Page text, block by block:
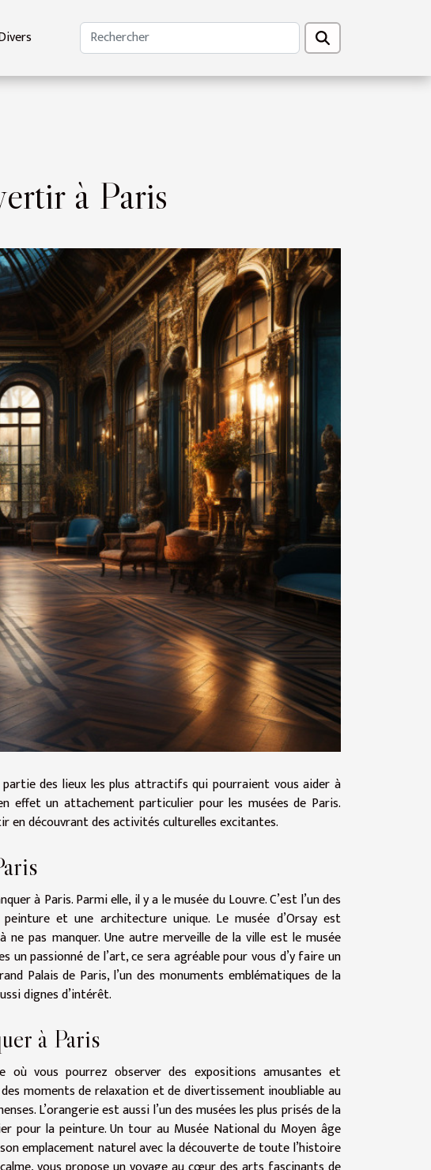
à Paris
des lieux les plus attractifs qui pourraient vous aider à
un attachement particulier pour les musées de Paris.
en découvrant des activités culturelles excitantes.
à Paris. Parmi elle, il y a le musée du Louvre. C’est l’un des
et une architecture unique. Le musée d’Orsay est
pas manquer. Une autre merveille de la ville est le musée
passionné de l’art, ce sera agréable pour vous d’y faire un
Palais de Paris, l’un des monuments emblématiques de la
dignes d’intérêt.
à Paris
vous pourrez observer des expositions amusantes et
moments de relaxation et de divertissement inoubliable au
L’orangerie est aussi l’un des musées les plus prisés de la
pour la peinture. Un tour au Musée National du Moyen âge
emplacement naturel avec la découverte de toute l’histoire